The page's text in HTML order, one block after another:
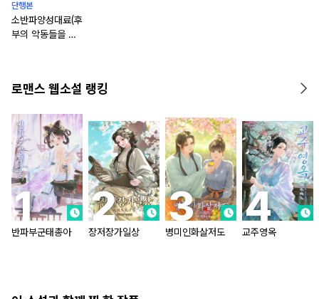
단행본
소반파양성대료(후
부의 악동들을 키
로맨스 웹소설 랭킹
반파부군태총아 장저장가일상 병미인화살저도 교주영옥